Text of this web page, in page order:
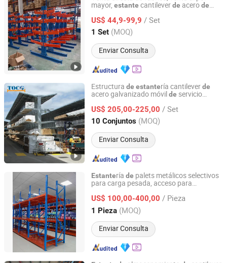
mayor, estante cantileverde acerode
chapa metálica, tubería
manguera hidráulica, rollo
tela
US$ 44,9-99,9 / Set
1 Set (MOQ)
Enviar Consulta
Nanjing OKE International Storage Systems Co., Ltd.
Jiangsu, China Desde 2024
Estructura de estantería cantileverde
acero galvanizado móvilde servicio
para almacenamiento detuberías y
ma de ra con techo
US$ 205,00-225,00 / Set
10 Conjuntos (MOQ)
Enviar Consulta
NANJING TOCO WAREHOUSE EQUIPMENT CO., LTD.
Jiangsu, China Desde 2019
Estantería de palets metálicos selectivos
para carga pesada, acceso para
industrial
US$ 100,00-400,00 / Pieza
1 Pieza (MOQ)
Enviar Consulta
Tianjin Wanhongxin Technology Development Co., Ltd.
Tianjin, China Desde 2026